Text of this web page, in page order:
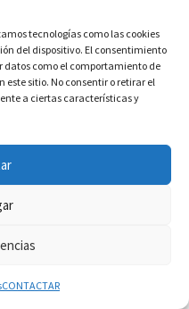
tecnologías como las cookies
del dispositivo. El consentimiento
datos como el comportamiento de
sitio. No consentir o retirar el
a ciertas características y
CONTACTAR
de mi ser.
luz”
sentado,